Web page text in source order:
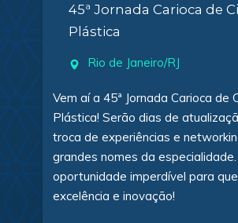
45ª Jornada Carioca de
Plástica
Rio de Janeiro/RJ
Vem aí a 45ª Jornada Carioca de
Plástica! Serão dias de
troca de experiências e
grandes nomes da especialidade.
oportunidade imperdível para
excelência e inovação!